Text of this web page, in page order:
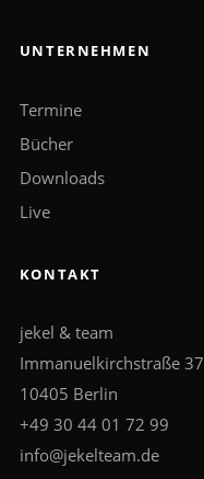
UNTERNEHMEN
Termine
Bücher
Downloads
Live
KONTAKT
jekel & team
Immanuelkirchstraße 37
10405 Berlin
+49 30 44 01 72 99
info@jekelteam.de